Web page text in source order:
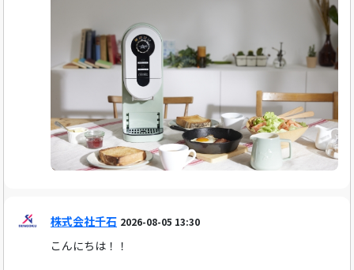
株式会社千石 2026-08-05 13:30
こんにちは！！